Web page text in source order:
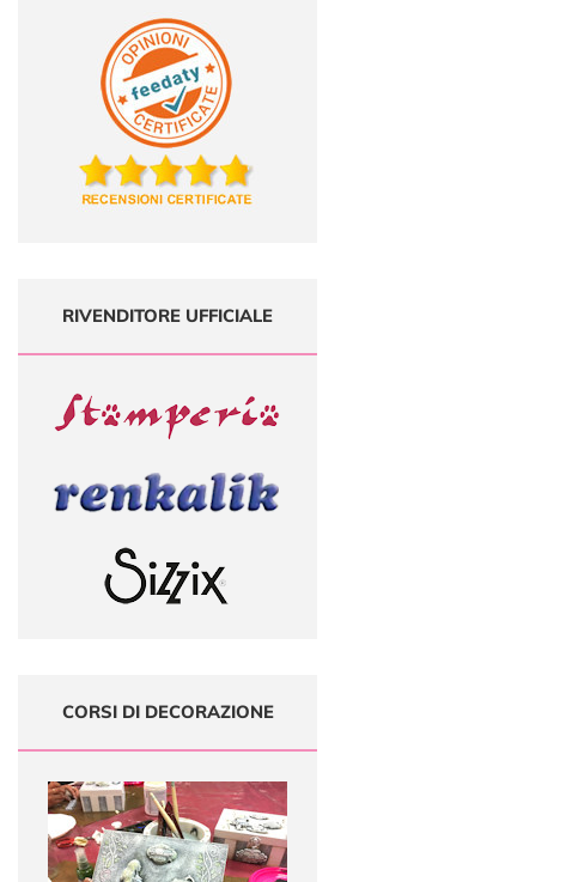
RIVENDITORE UFFICIALE
CORSI DI DECORAZIONE